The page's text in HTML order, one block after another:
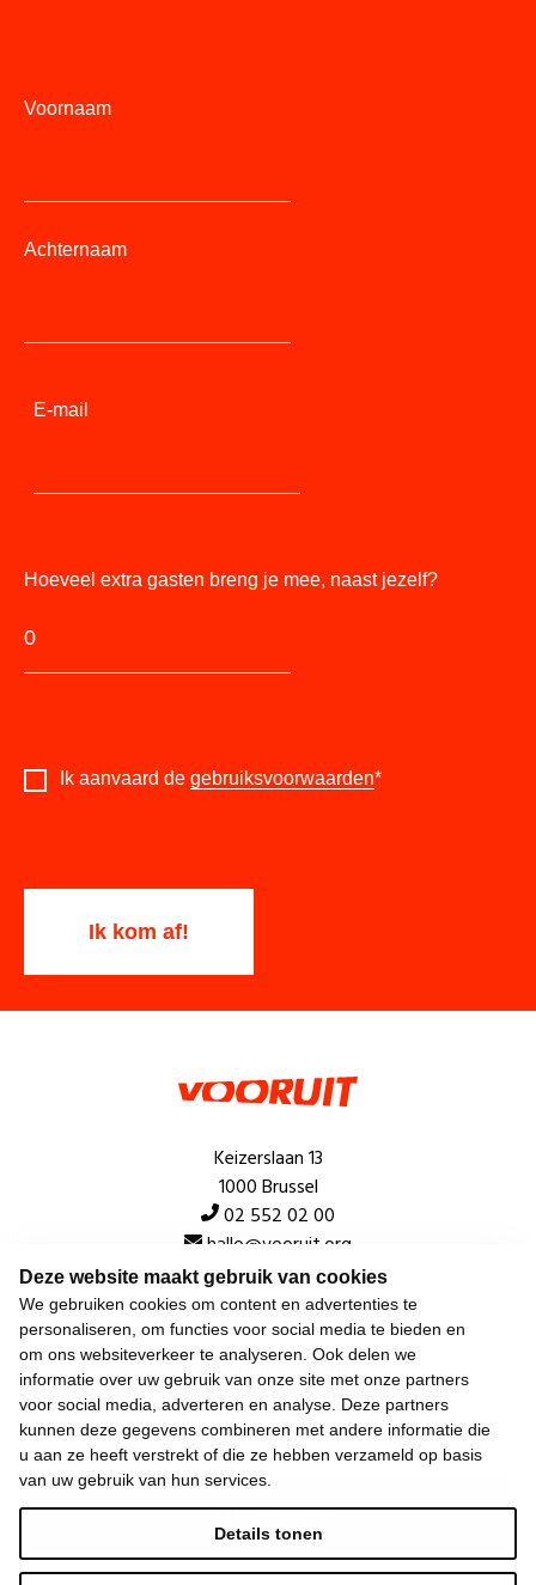
Deze website maakt gebruik van cookies
We gebruiken cookies om content en advertenties te
personaliseren, om functies voor social media te bieden en
om ons websiteverkeer te analyseren. Ook delen we
informatie over uw gebruik van onze site met onze partners
voor social media, adverteren en analyse. Deze partners
kunnen deze gegevens combineren met andere informatie die
u aan ze heeft verstrekt of die ze hebben verzameld op basis
van uw gebruik van hun services.
Details tonen
Voornaam
Achternaam
E-mail
Hoeveel extra gasten breng je mee, naast jezelf?
Ik aanvaard de gebruiksvoorwaarden*
Keizerslaan 13
1000 Brussel
02 552 02 00
hallo@vooruit.org
Snel
Over de beweging
Algemeen
Laatste nieuws